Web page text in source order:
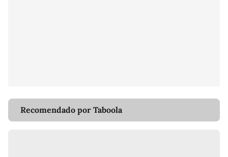
Recomendado por Taboola